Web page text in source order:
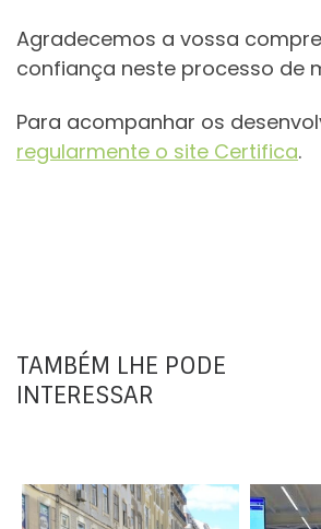
Agradecemos a vossa
confiança neste processo de
Para acompanhar os
regularmente o site Certifica.
TAMBÉM LHE PODE
INTERESSAR